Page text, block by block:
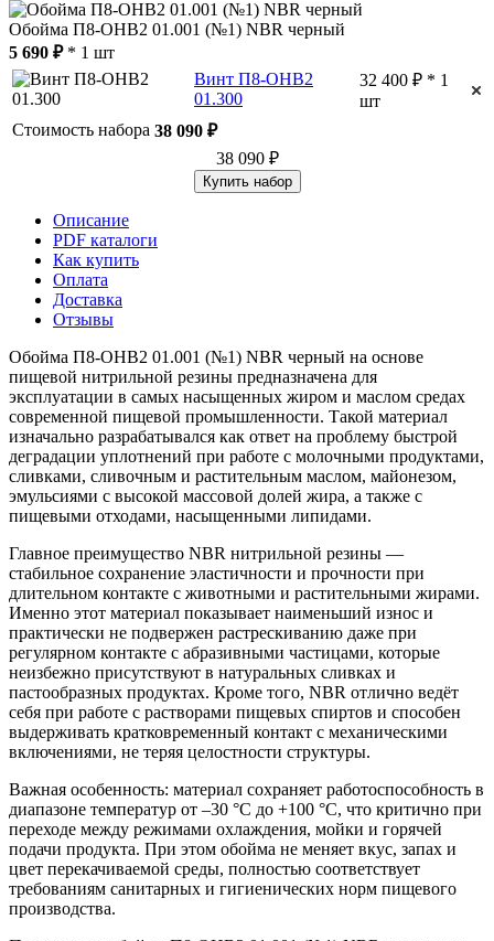
Обойма П8-ОНВ2 01.001 (№1) NBR черный
5 690 ₽* 1 шт
Винт П8-ОНВ2
01.300
32 400 ₽ * 1
шт
Стоимость набора 38 090 ₽
38 090 ₽
Купить набор
Описание
PDF каталоги
Как купить
Оплата
Доставка
Отзывы
Обойма П8-ОНВ2 01.001 (№1) NBR черный на основе
пищевой нитрильной резины предназначена для
эксплуатации в самых насыщенных жиром и маслом средах
современной пищевой промышленности. Такой материал
изначально разрабатывался как ответ на проблему быстрой
деградации уплотнений при работе с молочными продуктами,
сливками, сливочным и растительным маслом, майонезом,
эмульсиями с высокой массовой долей жира, а также с
пищевыми отходами, насыщенными липидами.
Главное преимущество NBR нитрильной резины —
стабильное сохранение эластичности и прочности при
длительном контакте с животными и растительными жирами.
Именно этот материал показывает наименьший износ и
практически не подвержен растрескиванию даже при
регулярном контакте с абразивными частицами, которые
неизбежно присутствуют в натуральных сливках и
пастообразных продуктах. Кроме того, NBR отлично ведёт
себя при работе с растворами пищевых спиртов и способен
выдерживать кратковременный контакт с механическими
включениями, не теряя целостности структуры.
Важная особенность: материал сохраняет работоспособность в
диапазоне температур от –30 °C до +100 °C, что критично при
переходе между режимами охлаждения, мойки и горячей
подачи продукта. При этом обойма не меняет вкус, запах и
цвет перекачиваемой среды, полностью соответствует
требованиям санитарных и гигиенических норм пищевого
производства.